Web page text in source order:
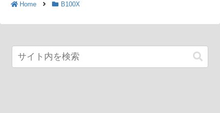
Home B100X